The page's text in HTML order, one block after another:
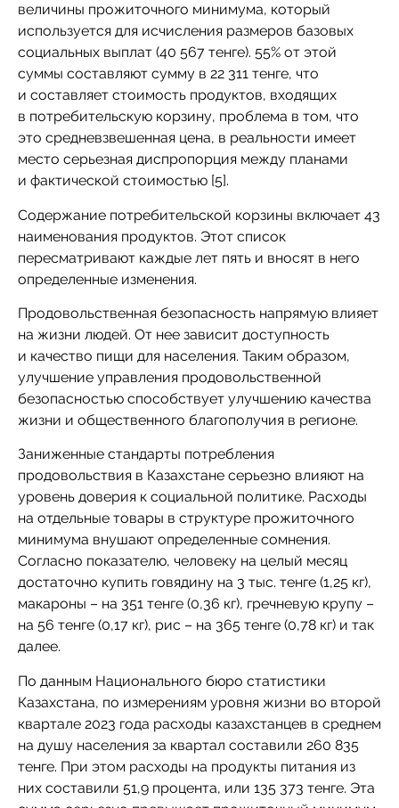
величины прожиточного минимума, который
используется для исчисления размеров базовых
социальных выплат (40 567 тенге). 55% от этой
суммы составляют сумму в 22 311 тенге, что
и составляет стоимость продуктов, входящих
в потребительскую корзину, проблема в том, что
это средневзвешенная цена, в реальности имеет
место серьезная диспропорция между планами
и фактической стоимостью [5].
Содержание потребительской корзины включает 43
наименования продуктов. Этот список
пересматривают каждые лет пять и вносят в него
определенные изменения.
Продовольственная безопасность напрямую влияет
на жизни людей. От нее зависит доступность
и качество пищи для населения. Таким образом,
улучшение управления продовольственной
безопасностью способствует улучшению качества
жизни и общественного благополучия в регионе.
Заниженные стандарты потребления
продовольствия в Казахстане серьезно влияют на
уровень доверия к социальной политике. Расходы
на отдельные товары в структуре прожиточного
минимума внушают определенные сомнения.
Согласно показателю, человеку на целый месяц
достаточно купить говядину на 3 тыс. тенге (1,25 кг),
макароны – на 351 тенге (0,36 кг), гречневую крупу –
на 56 тенге (0,17 кг), рис – на 365 тенге (0,78 кг) и так
далее.
По данным Национального бюро статистики
Казахстана, по измерениям уровня жизни во второй
квартале 2023 года расходы казахстанцев в среднем
на душу населения за квартал составили 260 835
тенге. При этом расходы на продукты питания из
них составили 51,9 процента, или 135 373 тенге. Эта